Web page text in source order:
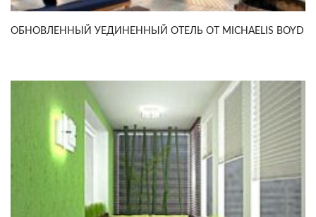
ОБНОВЛЕННЫЙ УЕДИНЕННЫЙ ОТЕЛЬ ОТ MICHAELIS BOYD